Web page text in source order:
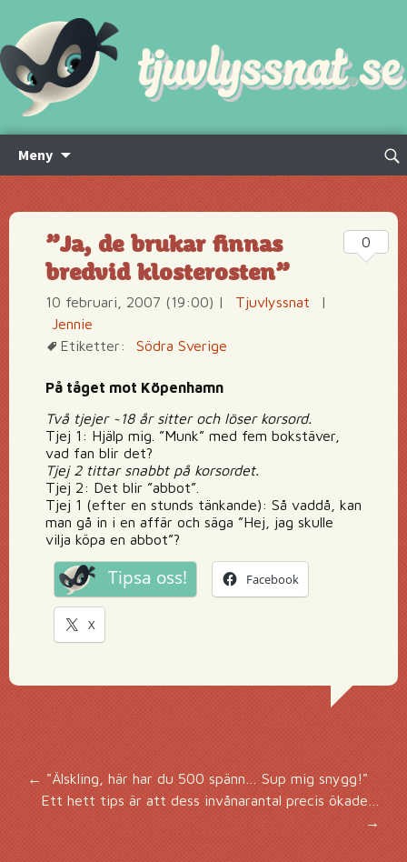
Meny
innehåll
Sök
”Ja, de brukar finnas
bredvid klosterosten”
10 februari, 2007 (19:00) | Tjuvlyssnat
|
Jennie
Etiketter:
Södra Sverige
På tåget mot Köpenhamn
Två tjejer ~18 år sitter och löser korsord.
Tjej 1: Hjälp mig. ”Munk” med fem bokstäver,
vad fan blir det?
Tjej 2 tittar snabbt på korsordet.
Tjej 2: Det blir ”abbot”.
Tjej 1 (efter en stunds tänkande): Så vaddå, kan
man gå in i en affär och säga ”Hej, jag skulle
vilja köpa en abbot”?
Tipsa oss! Facebook
X
0
Inläggsnavigering
←"Älskling, här har du 500 spänn… Sup mig snygg!"
Ett hett tips är att dess invånarantal precis ökade…
→